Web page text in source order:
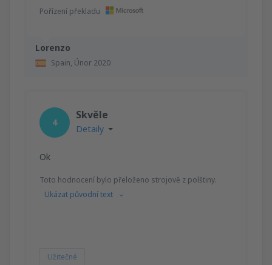
Lorenzo
Spain, Únor 2020
Pořízení překladu
4
Skvěle
Detaily
Ok
Toto hodnocení bylo přeloženo strojově z polštiny.
Ukázat původní text
Užitečné